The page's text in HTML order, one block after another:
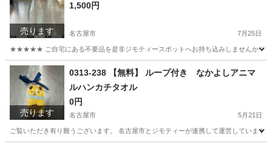
売ります
1,500円
名古屋市 7月25日
★★★★★ ご自宅にある不要品を是非ジモティースポットへお持ち込みしませんか？
愛知 名古屋市 ソーダストリーム
売ります
0313-238 【無料】 ループ付き なかよしアニマ
ルハンカチタオル
0円
名古屋市 5月21日
ご覧いただき有り難うございます。 名古屋市とジモティーが連携して運営していま